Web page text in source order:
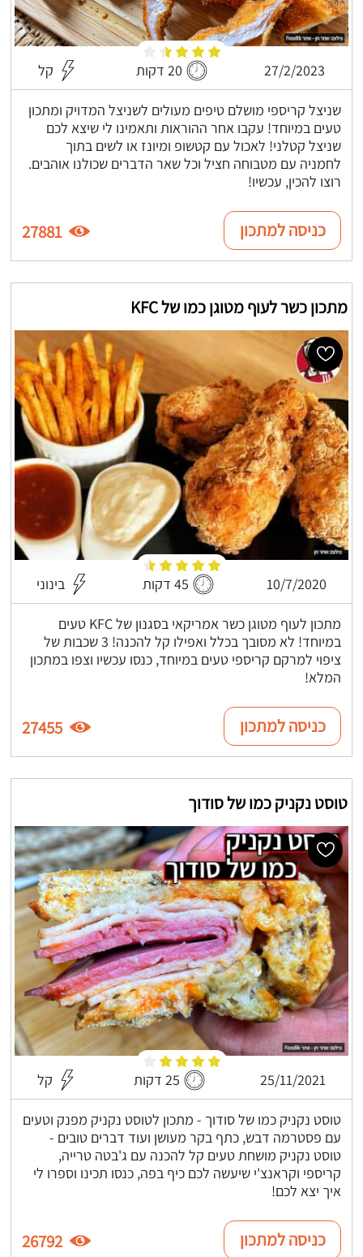
27/2/2023 20 דקות קל
שניצל קריספי מושלם טיפים מעולים לשניצל המדויק ומתכון
טעים במיוחד! עקבו אחר ההוראות ותאמינו לי שיצא לכם
שניצל קטלני! לאכול עם קטשופ ומיונז או לשים בתוך
לחמניה עם מטבוחה חציל וכל שאר הדברים שכולנו אוהבים.
רוצו להכין, עכשיו!
כניסה למתכון 27881
מתכון כשר לעוף מטוגן כמו של KFC
10/7/2020 45 דקות בינוני
מתכון לעוף מטוגן כשר אמריקאי בסגנון של KFC טעים
במיוחד! לא מסובך בכלל ואפילו קל להכנה! 3 שכבות של
ציפוי למרקם קריספי טעים במיוחד, כנסו עכשיו וצפו במתכון
המלא!
כניסה למתכון 27455
טוסט נקניק כמו של סודוך
25/11/2021 25 דקות קל
טוסט נקניק כמו של סודוך - מתכון לטוסט נקניק מפנק וטעים
עם פסטרמה דבש, כתף בקר מעושן ועוד דברים טובים -
טוסט נקניק מושחת טעים קל להכנה עם ג'בטה טרייה,
קריספי וקראנצ'י שיעשה לכם כיף בפה, כנסו תכינו וספרו לי
איך יצא לכם!
כניסה למתכון 26792